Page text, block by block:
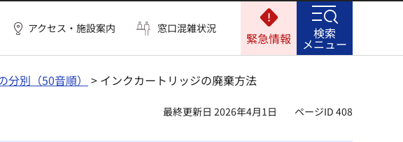
アクセス・施設案内 窓口混雑状況
緊急情報 検索
メニュー
分別（50音順） > インクカートリッジの廃棄方法
最終更新日 2026年4月1日 ページID 408